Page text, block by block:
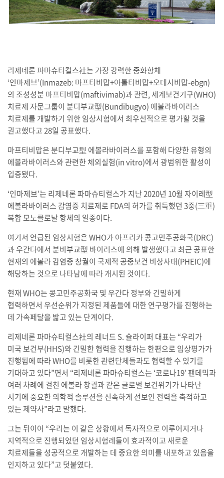
리제네론 파마슈티컬스社는 가장 강력한 중화항체
‘인마제브’(Inmazeb: 마프티비맙+아톨티비맙+오데시비맙-ebgn)
의 조성성분 마프티비맙(maftivimab)과 관련, 세계보건기구(WHO)
치료제 자문그룹이 분디부교型(Bundibugyo) 에볼라바이러스
치료제를 개발하기 위한 임상시험에서 최우선적으로 평가할 것을
권고했다고 28일 공표했다.
마프티비맙은 분디부교型 에볼라바이러스를 포함해 다양한 유형의
에볼라바이러스와 관련한 체외실험(in vitro)에서 광범위한 활성이
입증됐다.
‘인마제브’는 리제네론 파마슈티컬스가 지난 2020년 10월 자이레型
에볼라바이러스 감염증 치료제로 FDA의 허가를 취득했던 3중(三重)
복합 모노클로날 항체의 일종이다.
여기서 언급된 임상시험은 WHO가 아프리카 콩고민주공화국(DRC)
과 우간다에서 분비부교型 바이러스에 의해 발생했다고 최근 공표한
현재의 에볼라 감염증 창궐이 국제적 공중보건 비상사태(PHEIC)에
해당하는 것으로 나타남에 따라 개시된 것이다.
현재 WHO는 콩고민주공화국 및 우간다 정부와 긴밀하게
협력하면서 우선순위가 지정된 제품들에 대한 연구평가를 진행하는
데 가속페달을 밟고 있는 단계이다.
리제네론 파마슈티컬스社의 레너드 S. 슐라이퍼 대표는 “우리가
미국 보건부(HHS)와 긴밀한 협력을 진행하는 한편으로 임상평가가
진행됨에 따라 WHO를 비롯한 관련단체들과도 협력할 수 있기를
기대하고 있다”면서 “리제네론 파마슈티컬스는 ‘코로나19’ 팬데믹과
여러 차례에 걸친 에볼라 창궐과 같은 글로벌 보건위기가 나타난
시기에 중요한 의학적 솔루션을 신속하게 선보인 전력을 축적하고
있는 제약사”라고 말했다.
그는 뒤이어 “우리는 이 같은 상황에서 독자적으로 이루어지거나
지역적으로 진행되었던 임상시험례들이 효과적이고 새로운
치료제들을 성공적으로 개발하는 데 중요한 의미를 내포하고 있음을
인지하고 있다”고 덧붙였다.